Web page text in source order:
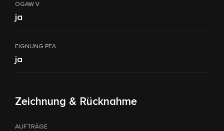
OGAW V
ja
EIGNUNG PEA
ja
Zeichnung & Rücknahme
AUFTRÄGE